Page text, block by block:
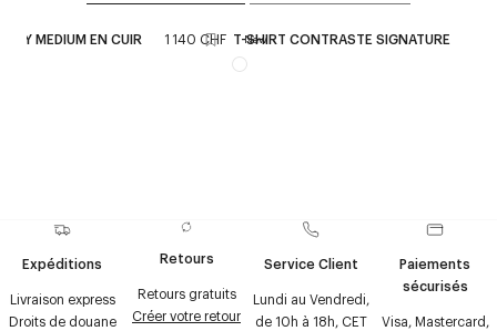
MEDIUM EN CUIR 1 140 CHF New
T-SHIRT CONTRASTE SIGNATURE
Expéditions
Livraison express
Droits de douane
Retours
Retours gratuits
Créer votre retour
Service Client
Lundi au Vendredi,
de 10h à 18h, CET
Paiements
sécurisés
Visa, Mastercard,